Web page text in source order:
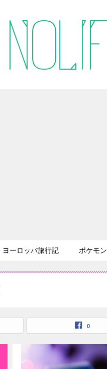
ヨーロッパ旅行記 ポケモン
0